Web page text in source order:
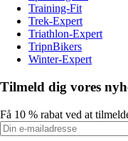
Training-Fit
Trek-Expert
Triathlon-Expert
TripnBikers
Winter-Expert
Tilmeld dig vores
Få 10 % rabat ved at